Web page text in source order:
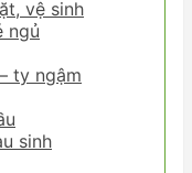
vệ sinh
ngủ
ty ngậm
sinh